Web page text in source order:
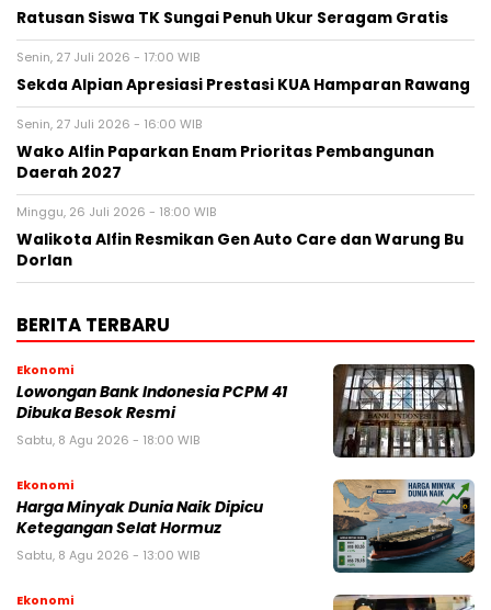
Ratusan Siswa TK Sungai Penuh Ukur Seragam Gratis
Senin, 27 Juli 2026 - 17:00 WIB
Sekda Alpian Apresiasi Prestasi KUA Hamparan Rawang
Senin, 27 Juli 2026 - 16:00 WIB
Wako Alfin Paparkan Enam Prioritas Pembangunan
Daerah 2027
Minggu, 26 Juli 2026 - 18:00 WIB
Walikota Alfin Resmikan Gen Auto Care dan Warung Bu
Dorlan
BERITA TERBARU
Ekonomi
Lowongan Bank Indonesia PCPM 41
Dibuka Besok Resmi
Sabtu, 8 Agu 2026 - 18:00 WIB
Ekonomi
Harga Minyak Dunia Naik Dipicu
Ketegangan Selat Hormuz
Sabtu, 8 Agu 2026 - 13:00 WIB
Ekonomi